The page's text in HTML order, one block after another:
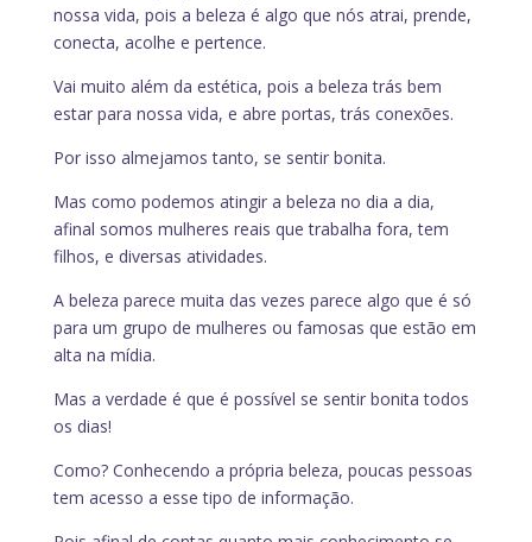
nossa vida, pois a beleza é algo que nós atrai, prende,
conecta, acolhe e pertence.
Vai muito além da estética, pois a beleza trás bem
estar para nossa vida, e abre portas, trás conexões.
Por isso almejamos tanto, se sentir bonita.
Mas como podemos atingir a beleza no dia a dia,
afinal somos mulheres reais que trabalha fora, tem
filhos, e diversas atividades.
A beleza parece muita das vezes parece algo que é só
para um grupo de mulheres ou famosas que estão em
alta na mídia.
Mas a verdade é que é possível se sentir bonita todos
os dias!
Como? Conhecendo a própria beleza, poucas pessoas
tem acesso a esse tipo de informação.